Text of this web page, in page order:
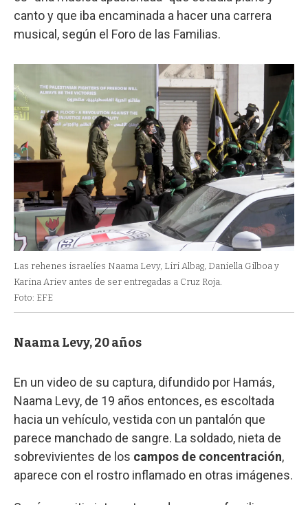
canto y que iba encaminada a hacer una carrera
musical, según el Foro de las Familias.
Las rehenes israelíes Naama Levy, Liri Albag, Daniella Gilboa y
Karina Ariev antes de ser entregadas a Cruz Roja.
Foto: EFE
Naama Levy, 20 años
En un video de su captura, difundido por Hamás,
Naama Levy, de 19 años entonces, es escoltada
hacia un vehículo, vestida con un pantalón que
parece manchado de sangre. La soldado, nieta de
sobrevivientes de los campos de concentración,
aparece con el rostro inflamado en otras imágenes.